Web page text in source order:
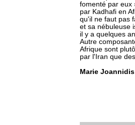
fomenté par eux
par Kadhafi en
qu'il ne faut pas
et sa nébuleuse
il y a quelques
Autre
Afrique sont
par l'Iran que
Marie Joannidis